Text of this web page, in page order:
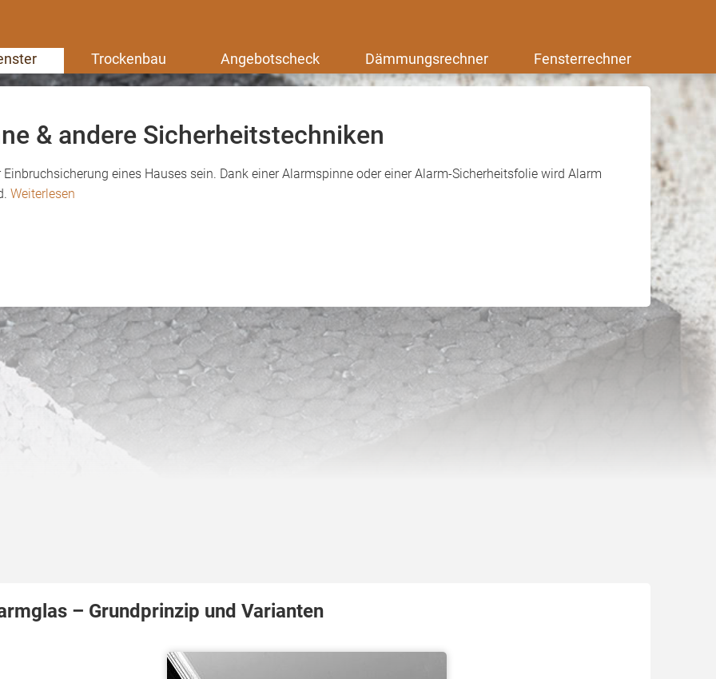
Trockenbau Angebotscheck Dämmungsrechner Fensterrechner
& andere Sicherheitstechniken
eines Hauses sein. Dank einer Alarmspinne oder einer Alarm-Sicherheitsfolie wird Alarm
Weiterlesen
– Grundprinzip und Varianten